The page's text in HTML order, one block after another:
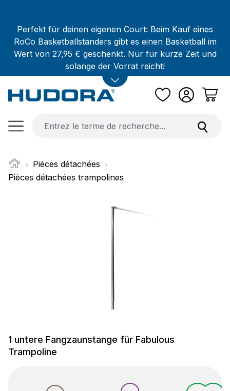
Perfekt für deinen eigenen Court: Beim Kauf eines
RoCo Basketballständers gibt es einen Basketball im
Wert von 27,95 € geschenkt. Nur für kurze Zeit und
solange der Vorrat reicht!
Pièces détachées
Pièces détachées trampolines
1 untere Fangzaunstange für Fabulous
Trampoline